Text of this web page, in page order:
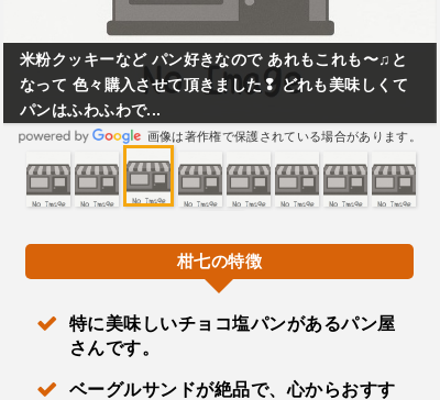
米粉クッキーなど パン好きなので あれもこれも〜♫と
なって 色々購入させて頂きました❢ どれも美味しくて
パンはふわふわで...
画像は著作権で保護されている場合があります。
柑七の特徴
特に美味しいチョコ塩パンがあるパン屋
さんです。
ベーグルサンドが絶品で、心からおすす